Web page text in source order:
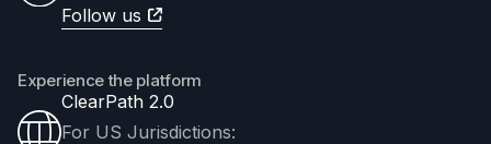
Follow us
Experience the platform
ClearPath 2.0
For US Jurisdictions: